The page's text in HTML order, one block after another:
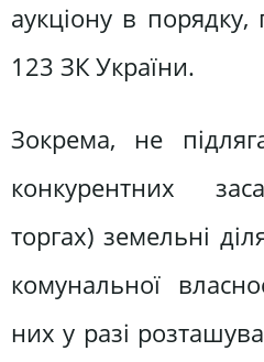
аукціону в
123 ЗК України.
Зокрема, не
конкурентних
торгах) земельні
комунальної
них у разі